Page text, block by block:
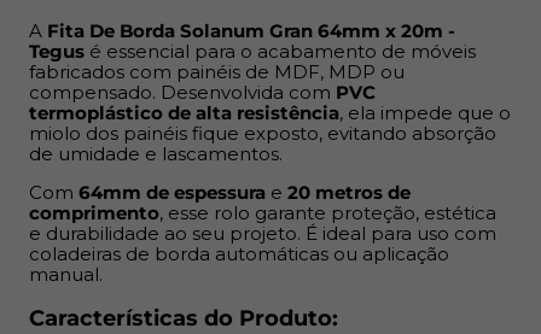
Formato: Linear
Indicação de Uso:
Acabamento de móveis residenciais, comerciais ou
corporativos
Painéis de MDF, MDP ou compensado
Projetos de marcenaria e móveis planejados
Ambientes internos como cozinhas, banheiros e
dormitórios
Benefícios:
A Fita De Borda Solanum Gran 64mm x 20m -
Tegus é essencial para o acabamento de móveis
fabricados com painéis de MDF, MDP ou
compensado. Desenvolvida com PVC
termoplástico de alta resistência, ela impede que o
miolo dos painéis fique exposto, evitando absorção
de umidade e lascamentos.
Com 64mm de espessura e 20 metros de
comprimento, esse rolo garante proteção, estética
e durabilidade ao seu projeto. É ideal para uso com
coladeiras de borda automáticas ou aplicação
manual.
Características do Produto: